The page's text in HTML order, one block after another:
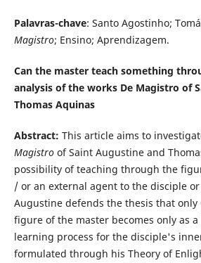
Palavras-chave: Santo Agostinho;
Magistro; Ensino; Aprendizagem.
Can the master teach something
analysis of the works De Magistro of
Thomas Aquinas
Abstract: This article aims to
Magistroof Saint Augustine and
possibility of teaching through the
/ or an external agent to the disciple
Augustine defends the thesis that only
figure of the master becomes only as
learning process for the disciple's
formulated through his Theory of